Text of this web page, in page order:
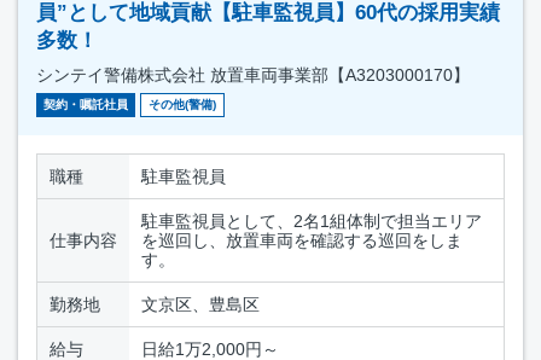
員”として地域貢献【駐車監視員】60代の採用実績
多数！
シンテイ警備株式会社 放置車両事業部【A3203000170】
契約・嘱託社員 その他(警備)
職種 駐車監視員
仕事内容
駐車監視員として、2名1組体制で担当エリア
を巡回し、放置車両を確認する巡回をしま
す。
勤務地 文京区、豊島区
給与 日給1万2,000円～